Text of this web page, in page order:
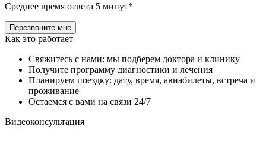
Среднее время ответа 5 минут*
Как это работает
Свяжитесь с нами: мы подберем доктора и клинику
Получите программу диагностики и лечения
Планируем поездку: дату, время, авиабилеты, встреча и
проживание
Остаемся с вами на связи 24/7
Видеоконсультация